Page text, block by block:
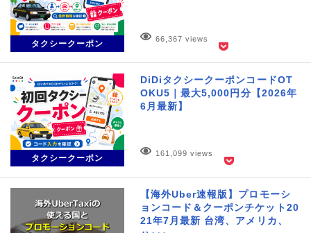
タクシークーポン 66,367 views
タクシークーポン
DiDiタクシークーポンコードOT
OKU5｜最大5,000円分【2026年
6月最新】
161,099 views
【海外Uber速報版】プロモーシ
ョンコード＆クーポンチケット20
21年7月最新 台湾、アメリカ、